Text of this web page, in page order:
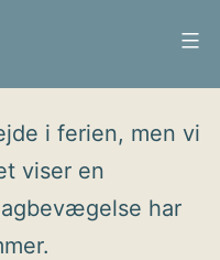
i ferien, men vi
viser en
har